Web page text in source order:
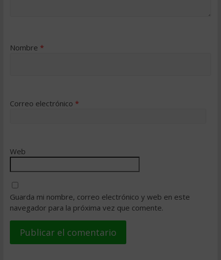
Nombre *
Correo electrónico *
Web
Guarda mi nombre, correo electrónico y web en este
navegador para la próxima vez que comente.